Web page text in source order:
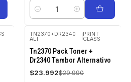
Cantidad
OFF
TN2370+DR2340
ALT
PRINT
CLASS
Tn2370 Pack Toner +
Dr2340 Tambor Alternativo
$23.992$29.990